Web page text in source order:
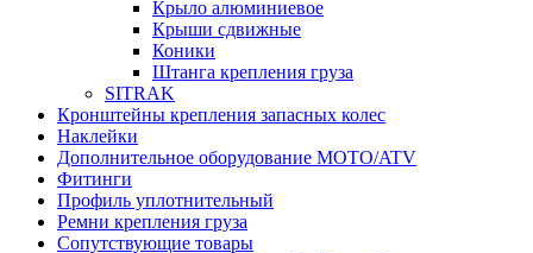
Крыло алюминиевое
Крыши сдвижные
Коники
Штанга крепления груза
SITRAK
Кронштейны крепления запасных колес
Наклейки
Дополнительное оборудование MOTO/ATV
Фитинги
Профиль уплотнительный
Ремни крепления груза
Сопутствующие товары